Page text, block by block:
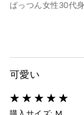
ぱっつん女性30代
可愛い